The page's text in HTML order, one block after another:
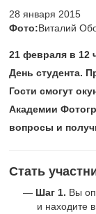
28 января 2015
Фото:Виталий
21 февраля в 12
День студента.
Гости смогут
Академии
вопросы и
Стать
Шаг 1. Вы
и находите